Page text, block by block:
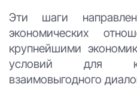
Эти шаги
экономических
крупнейшими
условий для
взаимовыгодного